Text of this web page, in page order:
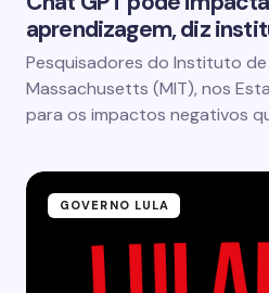
aprendizagem, diz
Pesquisadores do Instituto
Massachusetts (MIT), nos
para os impactos negativos
GOVERNO LULA